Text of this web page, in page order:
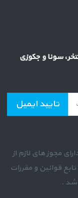
سونا و جکوزی
تایید ایمیل
مجوز های لازم از
قوانین و مقررات
.